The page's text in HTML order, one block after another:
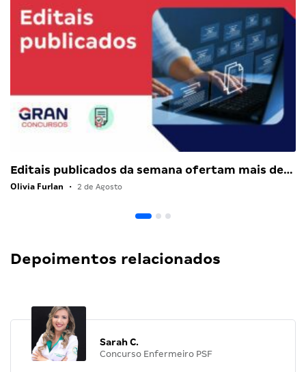
Editais publicados da semana ofertam mais de…
Olivia Furlan • 2 de Agosto
Depoimentos relacionados
Sarah C.
Concurso Enfermeiro PSF